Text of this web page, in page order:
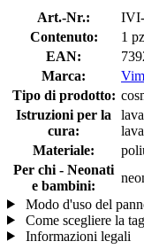
Art.-Nr.:
Contenuto:
1
EAN:
Marca:
Tipo di prodotto:
Istruzioni per la
cura:
Materiale:
Per chi - Neonati
e bambini:
Modo d'uso del
Come scegliere la
Informazioni legali